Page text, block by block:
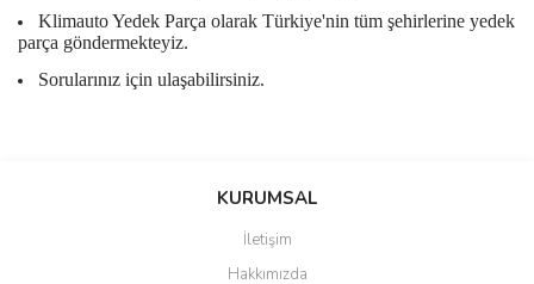
Klimauto Yedek Parça olarak Türkiye'nin tüm şehirlerine yedek
parça göndermekteyiz.
Sorularınız için ulaşabilirsiniz.
Bu ürüne ilk yorumu siz yapın!
Yorum Yaz
KURUMSAL
İletişim
Hakkımızda